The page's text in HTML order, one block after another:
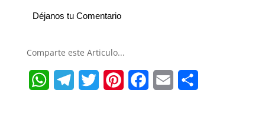
Déjanos tu Comentario
Comparte este Articulo...